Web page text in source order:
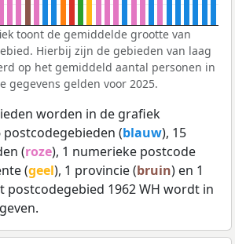
toont de gemiddelde grootte van
Hierbij zijn de gebieden van laag
op het gemiddeld aantal personen in
gegevens gelden voor 2025.
worden in de grafiek
(blauw), 15
(roze), 1 numerieke postcode
(geel), 1 provincie (bruin) en 1
postcodegebied 1962 WH wordt in